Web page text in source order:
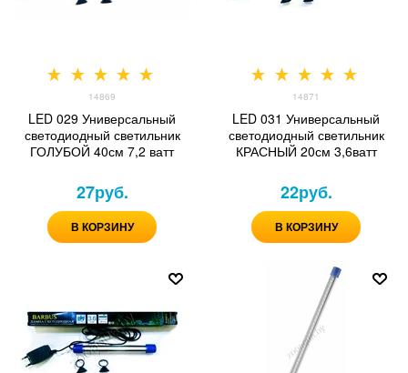
14869
LED 029 Универсальный
светодиодный светильник
ГОЛУБОЙ 40см 7,2 ватт
27руб.
В КОРЗИНУ
14871
LED 031 Универсальный
светодиодный светильник
КРАСНЫЙ 20см 3,6ватт
22руб.
В КОРЗИНУ